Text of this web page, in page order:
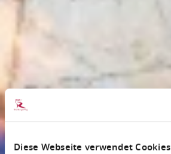
Diese Webseite verwendet Cookies